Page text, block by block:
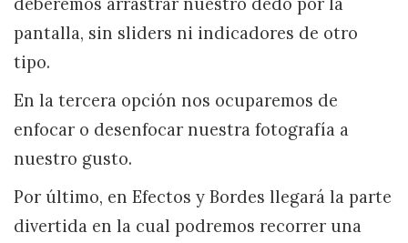
pantalla, sin sliders ni indicadores de otro
tipo.
En la tercera opción nos ocuparemos de
enfocar o desenfocar nuestra fotografía a
nuestro gusto.
Por último, en Efectos y Bordes llegará la parte
divertida en la cual podremos recorrer una